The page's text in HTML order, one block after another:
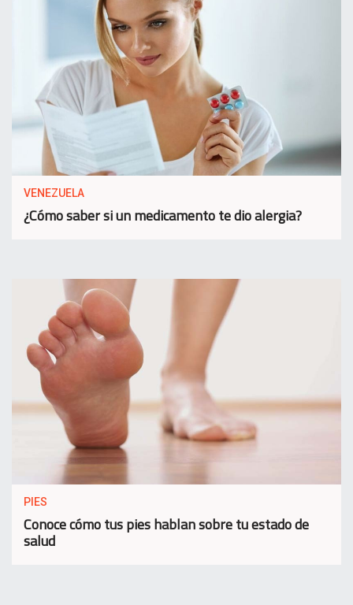
VENEZUELA
¿Cómo saber si un medicamento te dio alergia?
PIES
Conoce cómo tus pies hablan sobre tu estado de
salud